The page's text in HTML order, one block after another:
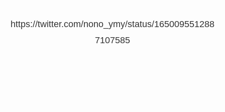
https://twitter.com/nono_ymy/status/165009551288
7107585